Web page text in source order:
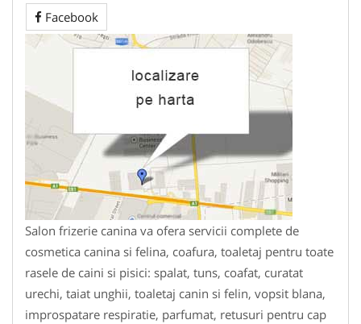
Facebook
Salon frizerie canina va ofera servicii complete de
cosmetica canina si felina, coafura, toaletaj pentru toate
rasele de caini si pisici: spalat, tuns, coafat, curatat
urechi, taiat unghii, toaletaj canin si felin, vopsit blana,
improspatare respiratie, parfumat, retusuri pentru cap